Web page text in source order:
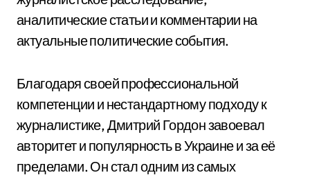
аналитические статьи и комментарии на
актуальные политические события.
Благодаря своей профессиональной
компетенции и нестандартному подходу к
журналистике, Дмитрий Гордон завоевал
авторитет и популярность в Украине и за её
пределами. Он стал одним из самых